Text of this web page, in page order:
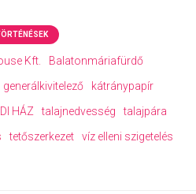
Kft.
Balatonmáriafürdő
generálkivitelező
kátránypapír
HÁZ
talajnedvesség
talajpára
tetőszerkezet
víz elleni szigetelés